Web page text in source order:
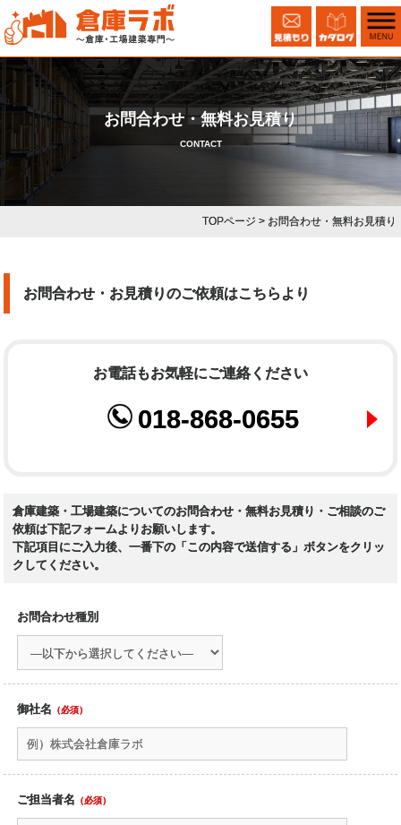
お問合わせ・無料お見積り
CONTACT
TOPページ > お問合わせ・無料お見積り
お問合わせ・お見積りのご依頼はこちらより
お電話もお気軽にご連絡ください
018-868-0655
倉庫建築・工場建築についてのお問合わせ・無料お見積り・ご相談のご
依頼は下記フォームよりお願いします。
下記項目にご入力後、一番下の「この内容で送信する」ボタンをクリッ
クしてください。
お問合わせ種別
御社名 （必須）
ご担当者名 （必須）